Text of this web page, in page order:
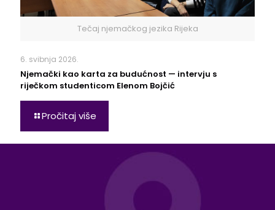
Tečaj njemačkog jezika Rijeka
6. svibnja 2026.
Njemački kao karta za budućnost — intervju s
riječkom studenticom Elenom Bojčić
Pročitaj više